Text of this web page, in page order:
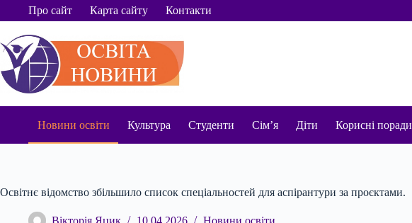
ПерейтиПро сайт Карта сайту Контакти
Новини освіти Культура Студенти Сім’я Діти Корисні поради
Освітнє відомство збільшило список спеціальностей для аспірантури за проєктами.